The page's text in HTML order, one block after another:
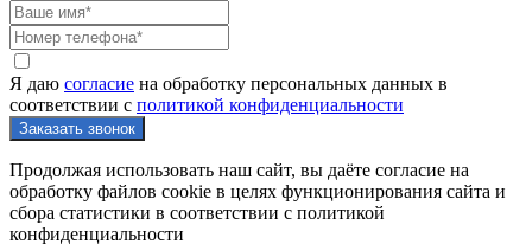
Я даю согласие на обработку персональных данных в
соответствии с политикой конфиденциальности
Продолжая использовать наш сайт, вы даёте согласие на
обработку файлов cookie в целях функционирования сайта и
сбора статистики в соответствии с политикой
конфиденциальности